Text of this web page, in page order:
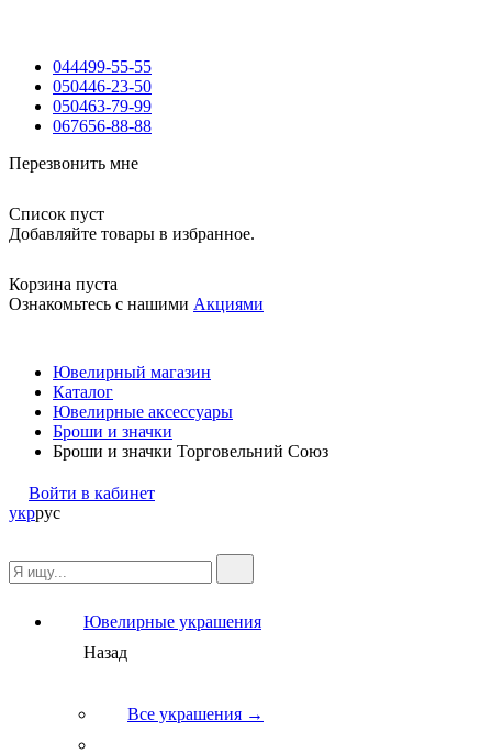
044499-55-55
050446-23-50
050463-79-99
067656-88-88
Перезвонить мне
Список пуст
Добавляйте товары в избранное.
Корзина пуста
Ознакомьтесь с нашими Акциями
Ювелирный магазин
Каталог
Ювелирные аксессуары
Броши и значки
Броши и значки Торговельний Союз
Войти в кабинет
укррус
Ювелирные украшения
Назад
Все украшения →